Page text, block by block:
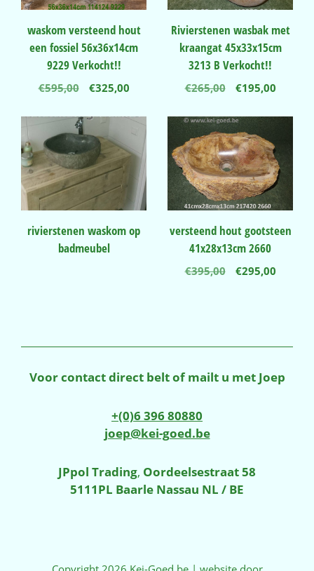
waskom versteend hout
een fossiel 56x36x14cm
9229 Verkocht!!
€595,00
Oorspronkelijke
was:
€325,00Huidige
is:
€325,00.
Rivierstenen wasbak met
kraangat 45x33x15cm
3213 B Verkocht!!
€265,00
was:
€265,00.
€195,00
is:
rivierstenen waskom op
badmeubel
versteend hout gootsteen
41x28x13cm 2660
€395,00 €295,00
Voor contact direct belt of mailt u met Joep
+(0)6 396 80880
joep@kei-goed.be
JPpol Trading, Oordeelsestraat 58
5111PL Baarle Nassau NL / BE